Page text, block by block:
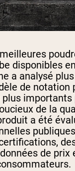
disponibles
a analysé
de notation
importants
de la
a été
de prix